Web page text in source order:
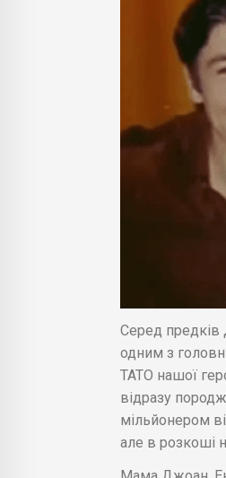
Серед предків
одним з
ТАТО нашої
відразу
мільйонером
але в розкоші